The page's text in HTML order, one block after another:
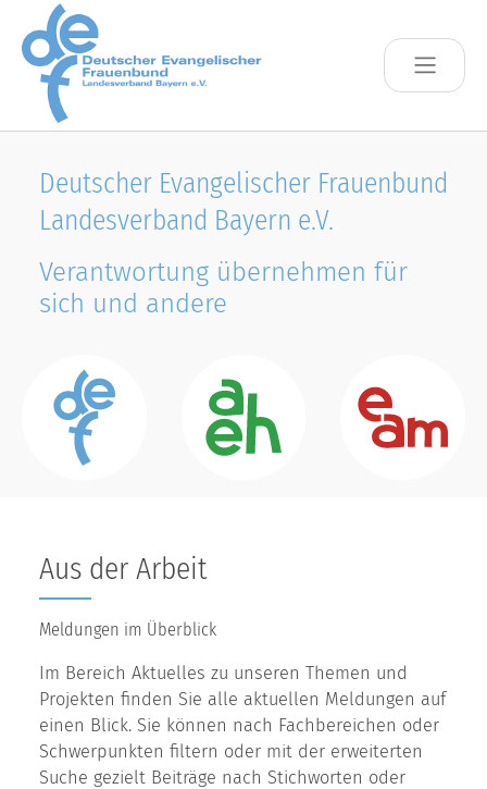
Skip to main content
Deutscher Evangelischer Frauenbund
Landesverband Bayern e.V.
Verantwortung übernehmen für
sich und andere
Aus der Arbeit
Meldungen im Überblick
Im Bereich Aktuelles zu unseren Themen und
Projekten finden Sie alle aktuellen Meldungen auf
einen Blick. Sie können nach Fachbereichen oder
Schwerpunkten filtern oder mit der erweiterten
Suche gezielt Beiträge nach Stichworten oder